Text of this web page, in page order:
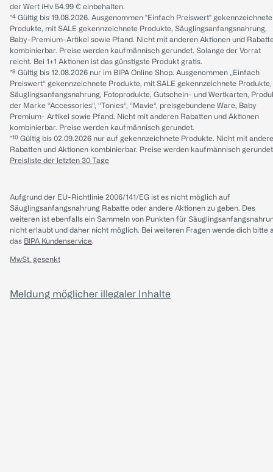
der Wert iHv 54.99 € einbehalten.
*⁴ Gültig bis 19.08.2026. Ausgenommen "Einfach Preiswert" gekennzeichnete
Produkte, mit SALE gekennzeichnete Produkte, Säuglingsanfangsnahrung,
Baby-Premium-Artikel sowie Pfand. Nicht mit anderen Aktionen und
kombinierbar. Preise werden kaufmännisch gerundet. Solange der Vorrat
reicht. Bei 1+1 Aktionen ist das günstigste Produkt gratis.
*⁸ Gültig bis 12.08.2026 nur im BIPA Online Shop. Ausgenommen „Einfach
Preiswert“ gekennzeichnete Produkte, mit SALE gekennzeichnete Produkte,
Säuglingsanfangsnahrung, Fotoprodukte, Gutschein- und Wertkarten,
der Marke “Accessories“, “Tonies“, “Mavie“, preisgebundene Ware, Baby
Premium- Artikel sowie Pfand. Nicht mit anderen Rabatten und Aktionen
kombinierbar. Preise werden kaufmännisch gerundet.
*¹⁰ Gültig bis 02.09.2026 nur auf gekennzeichnete Produkte. Nicht mit
Rabatten und Aktionen kombinierbar. Preise werden kaufmännisch
Preisliste der letzten 30 Tage
Aufgrund der EU-Richtlinie 2006/141/EG ist es nicht möglich auf
Säuglingsanfangsnahrung Rabatte oder andere Aktionen zu geben. Des
weiteren ist ebenfalls ein Sammeln von Punkten für
nicht erlaubt und daher nicht möglich. Bei weiteren Fragen wende dich bitte
das BIPA Kundenservice.
MwSt. gesenkt
Meldung möglicher illegaler Inhalte